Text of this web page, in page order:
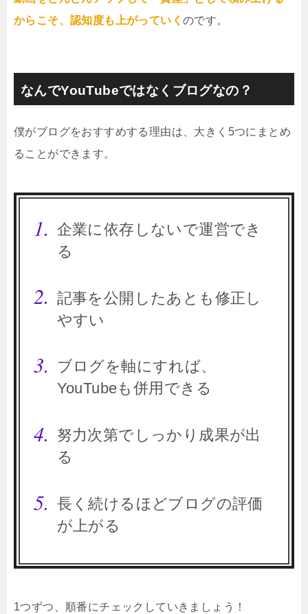
からこそ、認知度も上がっていく のです。
なんでYouTubeではなくブログなの？
僕がブログをおすすめする理由は、大きく5つにまとめ
ることができます。
企業に依存しないで運営でき
る
記事を公開したあとも修正し
やすい
ブログを軸にすれば、
YouTubeも併用できる
努力次第でしっかり成果が出
る
長く続けるほどブログの評価
が上がる
1つずつ、順番にチェックしていきましょう！